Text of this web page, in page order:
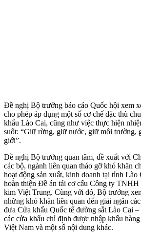
Đề nghị Bộ trưởng báo cáo Quốc hội xem
cho phép áp dụng một số cơ chế đặc thù
khẩu Lào Cai, cũng như việc thực hiện
suốt: “Giữ rừng, giữ nước, giữ môi trường,
giới”.
Đề nghị Bộ trưởng quan tâm, đề xuất với
các bộ, ngành liên quan tháo gỡ khó khăn
hoạt động sản xuất, kinh doanh tại tỉnh Lào
hoàn thiện Đề án tái cơ cấu Công ty TNHH
kim Việt Trung. Cùng với đó, Bộ trưởng
những khó khăn liên quan đến giải ngân
đưa Cửa khẩu Quốc tế đường sắt Lào Cai
các cửa khẩu chỉ định được nhập khẩu
Việt Nam và một số nội dung khác.